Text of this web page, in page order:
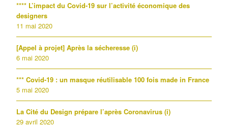
**** L’impact du Covid-19 sur l’activité économique des
designers
11 mai 2020
[Appel à projet] Après la sécheresse (i)
6 mai 2020
*** Covid-19 : un masque réutilisable 100 fois made in France
5 mai 2020
La Cité du Design prépare l’après Coronavirus (i)
29 avril 2020